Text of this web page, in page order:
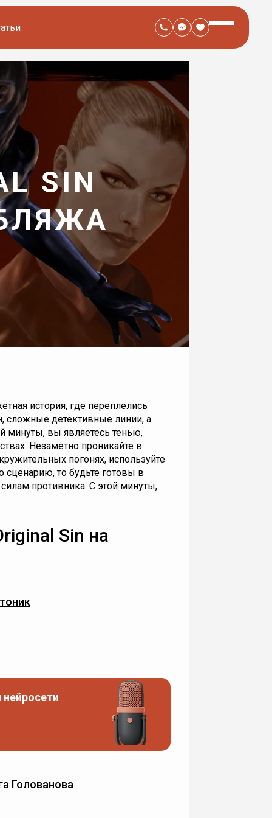
SIN
история, где переплелись
сложные детективные линии, а
минуты, вы являетесь тенью,
Незаметно проникайте в
погонях, используйте
то будьте готовы в
противника. С этой минуты,
Sin на
Голованова